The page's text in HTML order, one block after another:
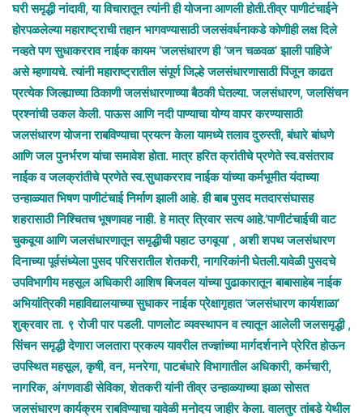
घरी समृद्धी नांदावी, या विचारातून त्यांनी ही योजना आणली होती.तीव्र पाणीटंचाईने
होरपळलेल्या महाराष्ट्राची तहान भागवण्यासाठी जलसंवर्धनाकडे कोणीही लक्ष दिले
नव्हते पण सुधाकरराव नाईक कायम ‘जलसंधारण ही ‘जन चळवळ’ झाली पाहिजे’
असे म्हणायचे. त्यांनी महाराष्ट्रातील संपूर्ण जिल्हे जलसंधारणासाठी पिंजून काढत
प्रत्येक जिल्ह्याच्या ठिकाणी जलसंधारणाच्या बैठकी घेतल्या. जलसंधारण, जलसिंचन
प्रश्‍नांची उकल केली. पाऊस आणि नदी पाण्याचा योग्य वापर करण्यासाठी
जलसंधारण योजना राबविण्याचा प्रयत्न केला यामध्ये तलाव दुरुस्ती, बंधारे बांधणे
आणि जल पुनर्भरण यांचा समावेश होता. मात्रहरित क्रांतीचे प्रणेते स्व.वसंतराव
नाईक व जलक्रांतीचे प्रणेते स्व.सुधाकरराव नाईक यांच्या कर्मभूमीत यंदाच्या
उन्हाळ्यात भिषण पाणीटंचाई निर्माण झाली आहे. ही बाब पुसद मतदारसंघासह
शहरासाठी निश्चितच भूषणावह नाही. हे मात्र त्रिवार सत्य आहे.’पाणीटंचाईची वाट
चुकवूया आणि जलसंधारणातून समृद्धीची पहाट उगवूया’ , अशी शपथ जलसंधारण
दिनाच्या पूर्वसंध्येला पुसद परिसरातील शेतकरी, नागरिकांनी घेतली.यावेळी पुसदचे
उपविभागीय महसूल अधिकारी आशिष बिजवल यांच्या पुढाकारातून बाबासाहेब नाईक
अभियांत्रिकी महाविद्यालयाच्या सुधाकर नाईक प्रेक्षागृहात ‘जलसंधारण कार्यशाळा’
शुक्रवार ता. ९ रोजी पार पडली. पाणलोट व्यवस्थापन व त्यातून आलेली जलसमृद्धी ,
सिंचन समृद्धी देणारा जलतारा प्रकल्प यावरील तज्ज्ञांच्या मार्गदर्शनाने प्रेरित होऊन
उपस्थित महसूल, कृषी, वन, मनरेगा, पाटबंधारे विभागातील अधिकारी, कर्मचारी,
नागरिक, अंगणवाडी सेविका, शेतकरी यांनी तीव्र उन्हाळ्याच्या झळा सोसत
जलसंधारण कार्यक्रम राबविण्याचा यावेळी मनोदय जाहीर केला. वालतुर तांबडे येथील